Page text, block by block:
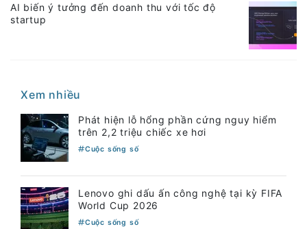
AI biến ý tưởng đến doanh thu với tốc độ
startup
Xem nhiều
Phát hiện lỗ hổng phần cứng nguy hiểm
trên 2,2 triệu chiếc xe hơi
Cuộc sống số
Lenovo ghi dấu ấn công nghệ tại kỳ FIFA
World Cup 2026
Cuộc sống số